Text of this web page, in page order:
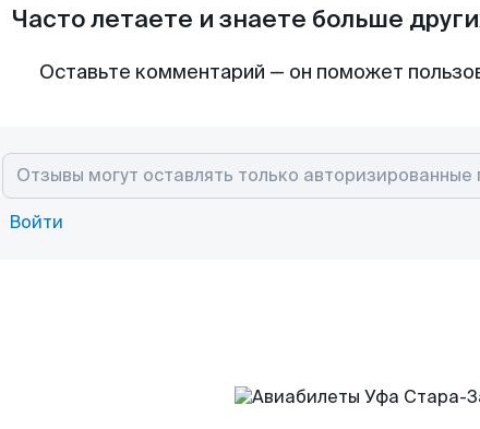
Часто летаете и знаете больше
Оставьте комментарий — он поможет
Войти